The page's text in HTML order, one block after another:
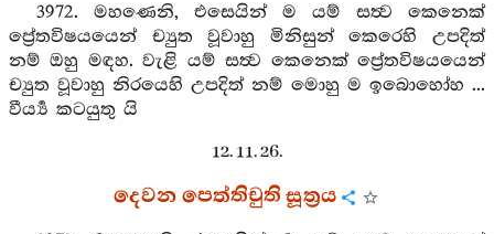
3972. මහණෙනි, එසෙයින් ම යම් සත්‍ව කෙනෙක්
ප්‍රේතවිෂයයෙන් ච්‍යුත වූවාහු මිනිසුන් කෙරෙහි උපදිත්
නම් ඔහු මඳහ. වැළි යම් සත්‍ව කෙනෙක් ප්‍රේතවිෂයයෙන්
ච්‍යුත වූවාහු නිරයෙහි උපදිත් නම් මොහු ම ඉබොහෝහ ...
වීර්‍ය්‍ය කටයුතු යි
12. 11. 26.
දෙවන පෙත්තිචුති සූත්‍රය